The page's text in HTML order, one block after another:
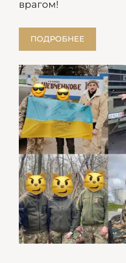
врагом!
ПОДРОБНЕЕ